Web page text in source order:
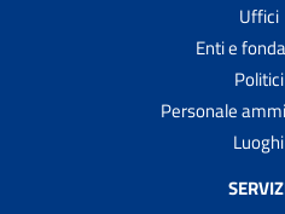
Uffici
Enti e
Politici
Personale
Luoghi